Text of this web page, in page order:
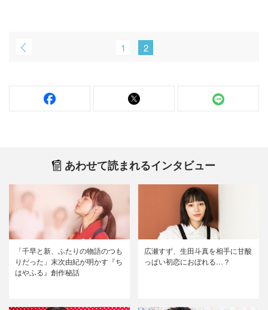
1 2
あわせて読まれるインタビュー
「千早と新、ふたりの物語のつも
りだった」末次由紀が明かす『ち
はやふる』創作秘話
広瀬すず、生田斗真を相手に甘酸
っぱい初恋におぼれる…？